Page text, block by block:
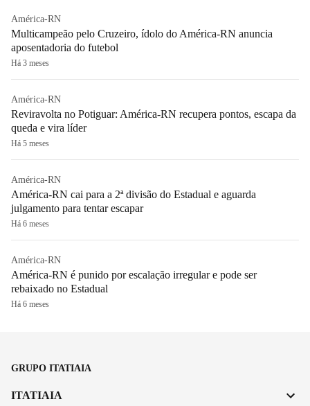
América-RN
Multicampeão pelo Cruzeiro, ídolo do América-RN anuncia
aposentadoria do futebol
Há 3 meses
América-RN
Reviravolta no Potiguar: América-RN recupera pontos, escapa da
queda e vira líder
Há 5 meses
América-RN
América-RN cai para a 2ª divisão do Estadual e aguarda
julgamento para tentar escapar
Há 6 meses
América-RN
América-RN é punido por escalação irregular e pode ser
rebaixado no Estadual
Há 6 meses
GRUPO ITATIAIA
ITATIAIA